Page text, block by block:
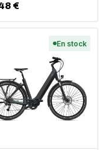
€
En stock